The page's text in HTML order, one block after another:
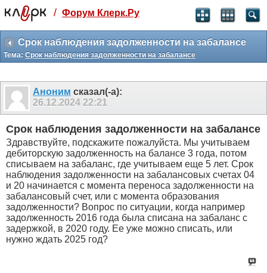
Святые угодники, Клерк без рекламы
прекрасен:)
месяц
3 месяца
259
₽
-10%
499 ₽
-15%
Отмена Оплатить
/ Форум Клерк.Ру
Срок наблюдения задолженности на забалансе
Тема: Срок наблюдения задолженности на забалансе
Аноним сказал(-а):
26.12.2024 22:21
Срок наблюдения задолженности на забалансе
Здравствуйте, подскажите пожалуйста. Мы учитываем
дебиторскую задолженность на балансе 3 года, потом
списываем на забаланс, где учитываем еще 5 лет. Срок
наблюдения задолженности на забалансовых счетах 04
и 20 начинается с момента переноса задолженности на
забалансовый счет, или с момента образования
задолженности? Вопрос по ситуации, когда например
задолженность 2016 года была списана на забаланс с
задержкой, в 2020 году. Ее уже можно списать, или
нужно ждать 2025 год?